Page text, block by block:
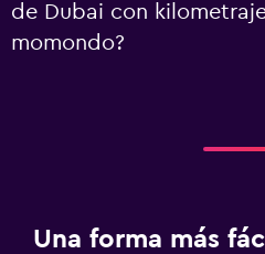
de Dubai con
momondo?
Una forma más